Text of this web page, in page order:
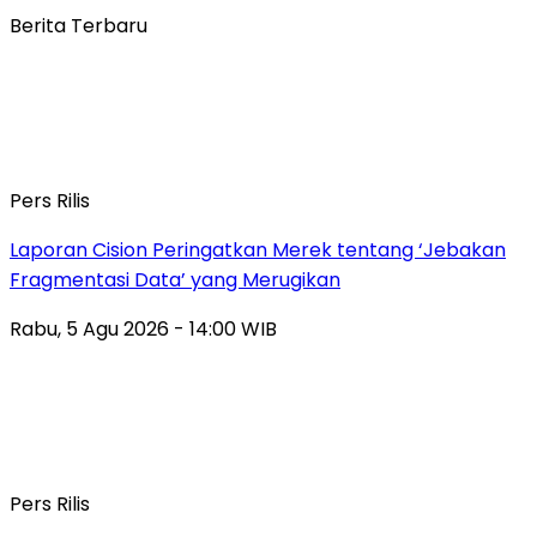
Berita Terbaru
Pers Rilis
Laporan Cision Peringatkan Merek tentang ‘Jebakan
Fragmentasi Data’ yang Merugikan
Rabu, 5 Agu 2026 - 14:00 WIB
Pers Rilis